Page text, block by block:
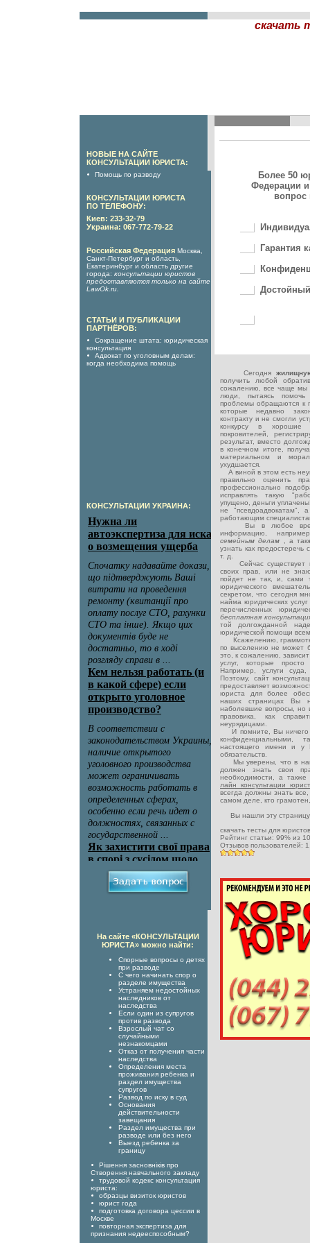
скачать
НОВЫЕ НА САЙТЕ
КОНСУЛЬТАЦИИ ЮРИСТА:
Помощь по разводу
КОНСУЛЬТАЦИИ ЮРИСТА
ПО ТЕЛЕФОНУ:
Киев: 233-32-79
Украина: 067-772-79-22
Российская Федерация Москва,
Санкт-Петербург и область,
Екатеринбург и область другие
города: консультации юристов
предоставляются только на сайте
LawOk.ru
СТАТЬИ И ПУБЛИКАЦИИ
ПАРТНЁРОВ:
Сокращение штата: юридическая
консультация
Адвокат по уголовным делам:
когда необходима помощь
КОНСУЛЬТАЦИИ УКРАИНА:
Более 50
Федерации
вопрос
Гарантия
Сегодня
получить любой
сожалению, все чаще мы
люди, пытаясь
проблемы обращаются к
которые недавно
контракту и не смогли
конкурсу в
покровителей,
результат, вместо
в конечном итоге,
материальном и
ухудшается.
А виной в этом есть
правильно оценить
профессионально
исправлять такую
упущено, деньги
не
работающим
Вы в любое время
информацию,
семейным делам
, а
узнать как предостеречь
т. д.
Сейчас существует
своих прав, или не
пойдет не так, и, сами
юридического
секретом, что сегодня
найма юридических
перечисленных
бесплатная
той долгожданной
юридической помощи
Ксажелению,
по выселению не может
это, к сожалению,
услуг, которые
Например, услуги
Поэтому, сайт
предоставляет
юриста для более
наших страницах Вы
наболевшие вопросы, но
правовика, как
неурядицами.
И помните, Вы ничего
конфиденциальными,
настоящего имени и у
обязательств.
Мы уверены, что в
должен знать свои
необходимости, а
лайн консультации
всегда должны знать
самом деле, кто
Вы нашли эту
скачать тесты для
Рейтинг статьи: 99% из
Отзывов пользователей: 1
На сайте «КОНСУЛЬТАЦИИ
ЮРИСТА» можно найти:
Спорные вопросы о детях
при разводе
С чего начинать спор о
разделе имущества
Устраняем недостойных
наследников от
наследства
Если один из супругов
против развода
Взрослый чат со
случайными
незнакомцами
Отказ от получения части
наследства
Определения места
проживания ребенка и
раздел имущества
супругов
Развод по иску в суд
Основания
действительности
завещания
Раздел имущества при
разводе или без него
Выезд ребенка за
границу
Рішення засновніків про
Створення навчального закладу
трудовой кодекс консультация
юриста:
образцы визиток юристов
юрист года
подготовка договора цессии в
Москве
повторная экспертиза для
признания недееспособным?